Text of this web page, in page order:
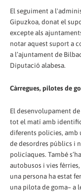
El seguiment a
Gipuzkoa, donat el
excepte als
notar aquest suport a
a l’ajuntament de
Diputació alabesa.
Càrregues, pilotes de
El desenvolupament
tot el matí amb
diferents policies, amb
de desordres públics i
policíaques. També
autobusos i vies
una persona ha estat
una pilota de goma– a